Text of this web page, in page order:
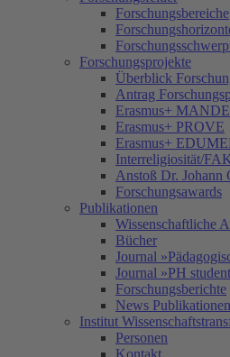
Forschungsbereiche
Forschungsprojekte
Überblick
Antrag
Erasmus+
Erasmus+ PROVE
Erasmus+
Interreligiosität/
Anstoß Dr. Johann
Forschungsawards
Publikationen
Wissenschaftliche
Bücher
Journal
Journal »PH
Forschungsberichte
News Publikationen
Institut
Personen